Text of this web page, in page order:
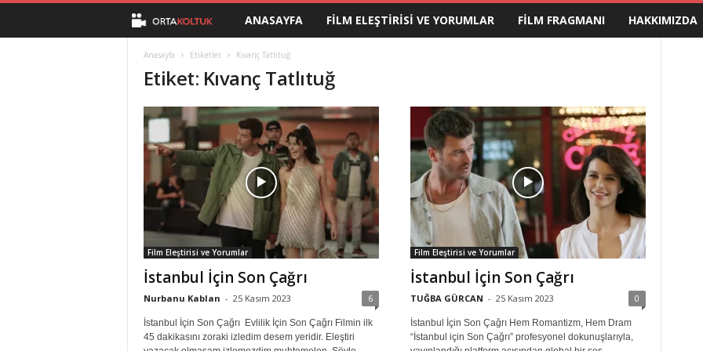
t
a
K
o
l
t
u
k
ANASAYFA FILM ELEŞTIRISI VE YORUMLAR FILM FRAGMANI HAKKIMIZDA
Anasayfa Etiketler Kıvanç Tatlıtuğ
Etiket: Kıvanç Tatlıtuğ
Film Eleştirisi ve Yorumlar
İstanbul İçin Son Çağrı
Nurbanu Kablan - 25 Kasım 2023 6
İstanbul İçin Son Çağrı Evlilik İçin Son Çağrı Filmin ilk
45 dakikasını zoraki izledim desem yeridir. Eleştiri
Film Eleştirisi ve Yorumlar
İstanbul İçin Son Çağrı
TUĞBA GÜRCAN - 25 Kasım 2023 0
İstanbul İçin Son Çağrı Hem Romantizm, Hem Dram
“İstanbul için Son Çağrı” profesyonel dokunuşlarıyla,